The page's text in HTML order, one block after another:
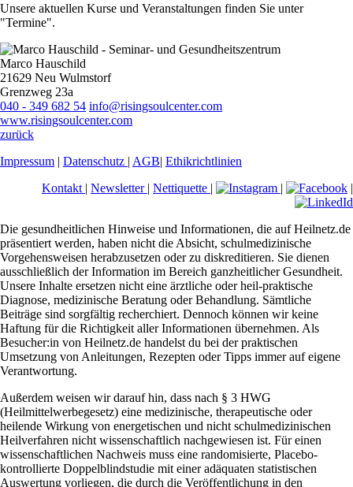
Unsere aktuellen Kurse und Veranstaltungen finden Sie unter
"Termine".
Marco Hauschild
21629 Neu Wulmstorf
Grenzweg 23a
040 - 349 682 54 info@risingsoulcenter.com
www.risingsoulcenter.com
zurück
Impressum | Datenschutz | AGB| Ethikrichtlinien
Kontakt | Newsletter | Nettiquette | | |
Die gesundheitlichen Hinweise und Informationen, die auf Heilnetz.de
präsentiert werden, haben nicht die Absicht, schulmedizinische
Vorgehensweisen herabzusetzen oder zu diskreditieren. Sie dienen
ausschließlich der Information im Bereich ganzheitlicher Gesundheit.
Unsere Inhalte ersetzen nicht eine ärztliche oder heil-praktische
Diagnose, medizinische Beratung oder Behandlung. Sämtliche
Beiträge sind sorgfältig recherchiert. Dennoch können wir keine
Haftung für die Richtigkeit aller Informationen übernehmen. Als
Besucher:in von Heilnetz.de handelst du bei der praktischen
Umsetzung von Anleitungen, Rezepten oder Tipps immer auf eigene
Verantwortung.
Außerdem weisen wir darauf hin, dass nach § 3 HWG
(Heilmittelwerbegesetz) eine medizinische, therapeutische oder
heilende Wirkung von energetischen und nicht schulmedizinischen
Heilverfahren nicht wissenschaftlich nachgewiesen ist. Für einen
wissenschaftlichen Nachweis muss eine randomisierte, Placebo-
kontrollierte Doppelblindstudie mit einer adäquaten statistischen
Auswertung vorliegen, die durch die Veröffentlichung in den